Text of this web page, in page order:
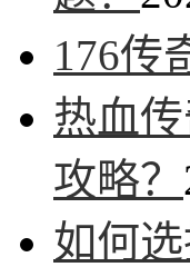
176传
热血
攻略？
如何